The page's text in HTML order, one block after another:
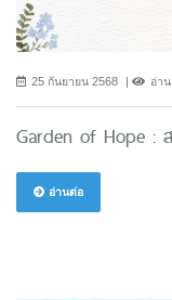
25 กันยายน 2568 อ่า
Garden of Hope :
อ่านต่อ